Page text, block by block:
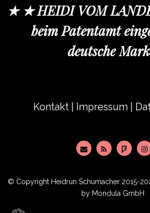
★ ★ HEIDI VOM
beim Patentamt
deutsche
Kontakt Impressum
© Copyright Heidrun Schumacher 2015-
by Mondula GmbH